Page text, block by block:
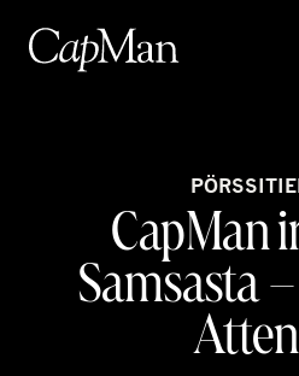
sisältöön
CapMan
Samsasta